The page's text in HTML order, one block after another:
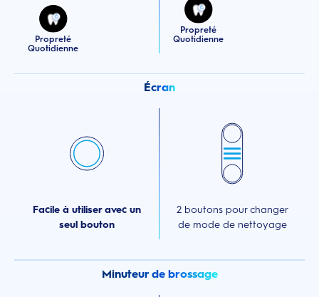
Propreté
Quotidienne
Propreté
Quotidienne
Écran
Facile à utiliser avec un
seul bouton
2 boutons pour changer
de mode de nettoyage
Minuteur de brossage